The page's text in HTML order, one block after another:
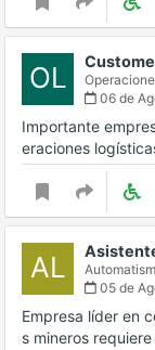
OL
06 de
Importante
eraciones
AL
05 de
Empresa líder en
s mineros